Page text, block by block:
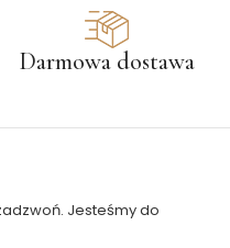
Darmowa dostawa
Jesteśmy do